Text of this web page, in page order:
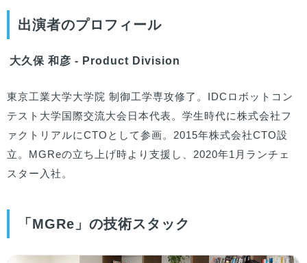
出演者のプロフィール
大久保 和彦 - Product Division
東京工業大学大学院 制御工学専攻修了。IDCロボットコン
テスト大学国際交流大会日本代表。学生時代に株式会社フ
ァクトリアルにCTOとして参画。2015年株式会社CTO設
立。MGReの立ち上げ時より支援し、2020年1月ランチェ
スター入社。
「MGRe」の技術スタック